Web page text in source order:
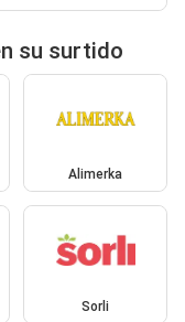
su surtido
Alimerka
Sorli